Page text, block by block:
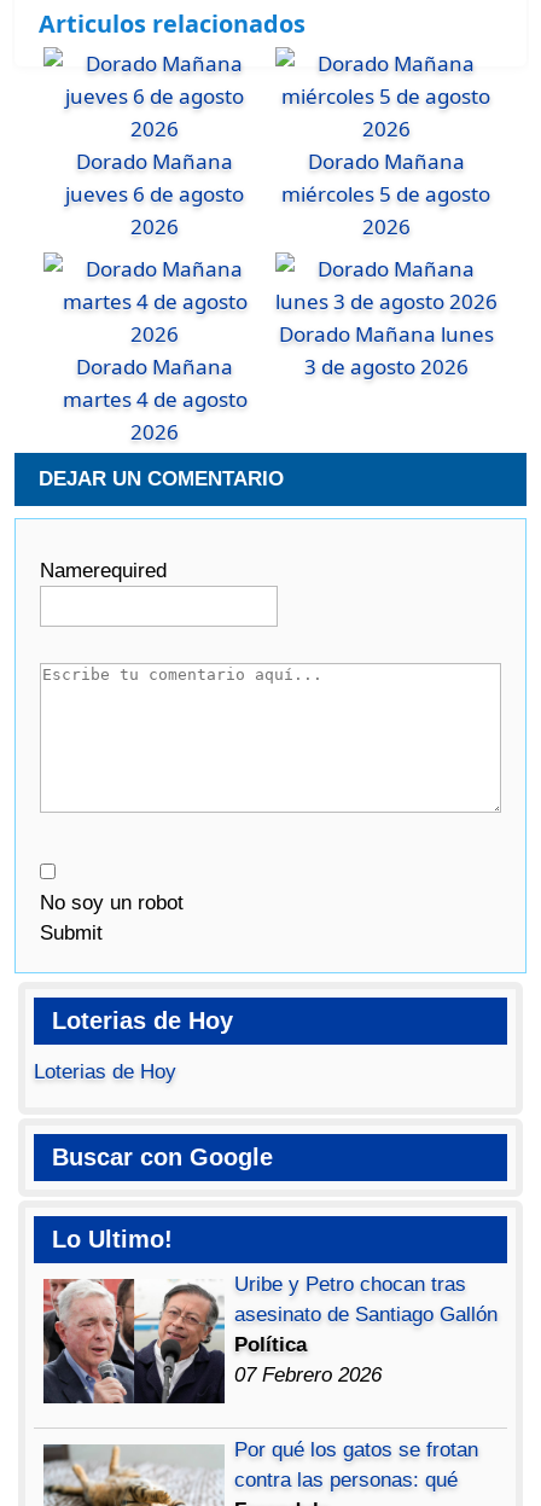
Articulos relacionados
Dorado Mañana
jueves 6 de agosto
2026
Dorado Mañana
miércoles 5 de agosto
2026
Dorado Mañana
martes 4 de agosto
2026
Dorado Mañana lunes
3 de agosto 2026
DEJAR UN COMENTARIO
Namerequired
No soy un robot
Submit
Loterias de Hoy
Loterias de Hoy
Buscar con Google
Lo Ultimo!
Uribe y Petro chocan tras
asesinato de Santiago Gallón
Política
07 Febrero 2026
Por qué los gatos se frotan
contra las personas: qué